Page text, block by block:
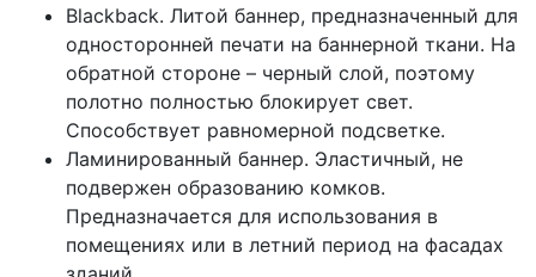
Blackback. Литой баннер, предназначенный для
односторонней печати на баннерной ткани. На
обратной стороне – черный слой, поэтому
полотно полностью блокирует свет.
Способствует равномерной подсветке.
Ламинированный баннер. Эластичный, не
подвержен образованию комков.
Предназначается для использования в
помещениях или в летний период на фасадах